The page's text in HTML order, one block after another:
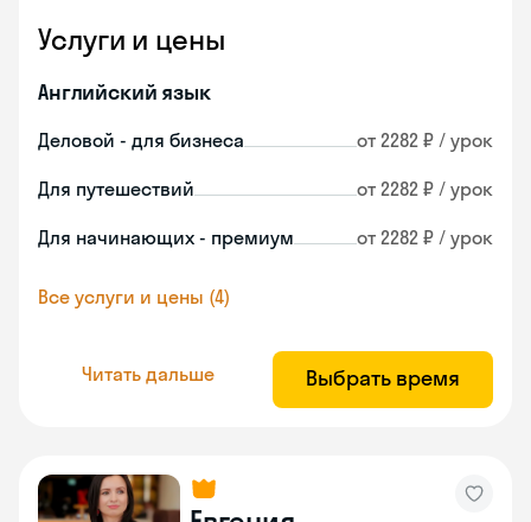
Услуги и цены
Английский язык
Деловой - для бизнеса от 2282 ₽ / урок
Для путешествий от 2282 ₽ / урок
Для начинающих - премиум от 2282 ₽ / урок
Все услуги и цены (4)
Читать дальше Выбрать время